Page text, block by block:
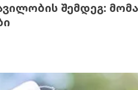
შემდეგ: